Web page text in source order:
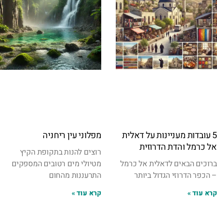
5 עובדות מעניינות על דאלית
אל כרמל והדת הדרוזית
ברוכים הבאים לדאלית אל כרמל
– הכפר הדרוזי הגדול ביותר
קרא עוד »
מפלוני עין ריחניה
רוצים להנות בתקופת הקיץ
מטיולי מים רטובים המספקים
התרעננות מהחום
קרא עוד »